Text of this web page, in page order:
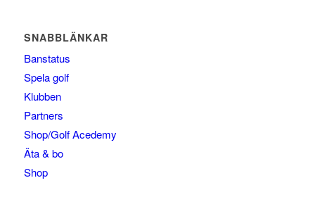
SNABBLÄNKAR
Banstatus
Spela golf
Klubben
Partners
Shop/Golf Acedemy
Äta & bo
Shop